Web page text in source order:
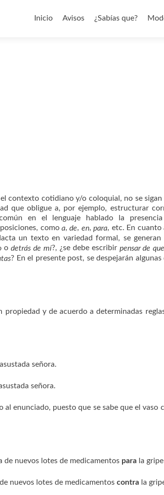
Inicio
Avisos ¿Sabías que?
contexto cotidiano y/o coloquial, no se sigan
que obligue a, por ejemplo, estructurar
en el lenguaje hablado la
como a,de, en,para, etc. En cuanto
un texto en variedad formal, se generan
odetrás de mí?, ¿se debe escribir pensar de que
? En el presente post, se despejarán algunas
y de acuerdo a determinadas
señora.
señora.
enunciado, puesto que se sabe que el vaso
de nuevos lotes de medicamentos para la
nuevos lotes de medicamentos contra la